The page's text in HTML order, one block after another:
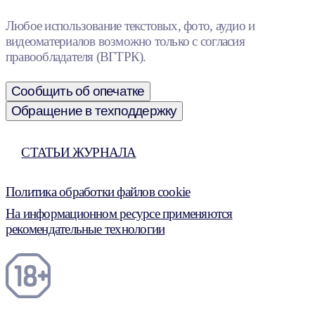
Любое использование текстовых, фото, аудио и
видеоматериалов возможно только с согласия
правообладателя (ВГТРК).
Сообщить об опечатке
Обращение в техподдержку
СТАТЬИ ЖУРНАЛА
Политика обработки файлов cookie
На информационном ресурсе применяются
рекомендательные технологии